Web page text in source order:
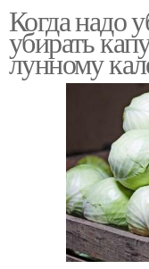
Когда надо
убирать
лунному